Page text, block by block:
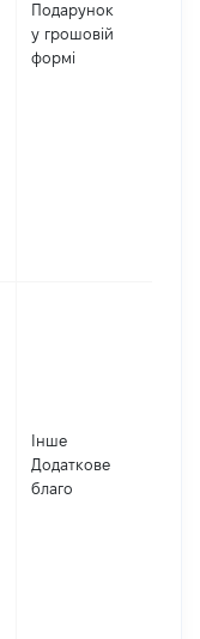
Подарунок
у грошовій
формі
Інше
Додаткове
благо